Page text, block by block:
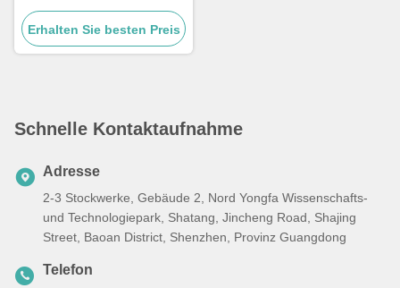
IK09 Beurteilung LED
Hochbuchtenbeleuchtung
Erhalten Sie besten Preis
Schnelle Kontaktaufnahme
Adresse
2-3 Stockwerke, Gebäude 2, Nord Yongfa Wissenschafts-
und Technologiepark, Shatang, Jincheng Road, Shajing
Street, Baoan District, Shenzhen, Provinz Guangdong
Telefon